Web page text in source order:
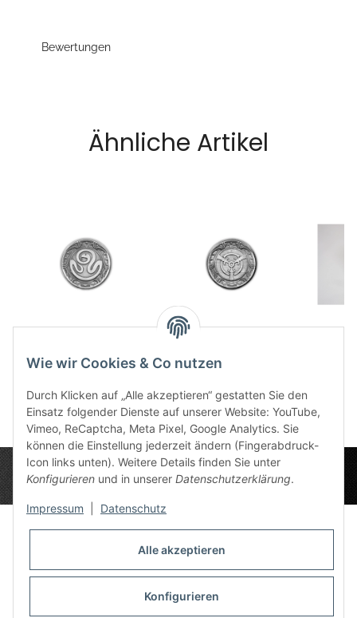
Bewertungen
Ähnliche Artikel
Schicksalspunkt
12,50 €*
Schicksalspunkt Der
12,50 €
Datenschutz-Einstellungen
Wie wir Cookies & Co nutzen
Durch Klicken auf „Alle akzeptieren“ gestatten Sie den
Einsatz folgender Dienste auf unserer Website: YouTube,
Vimeo, ReCaptcha, Meta Pixel, Google Analytics. Sie
können die Einstellung jederzeit ändern (Fingerabdruck-
Icon links unten). Weitere Details finden Sie unter
Konfigurieren und in unserer Datenschutzerklärung.
Impressum Datenschutz
Alle akzeptieren
Konfigurieren